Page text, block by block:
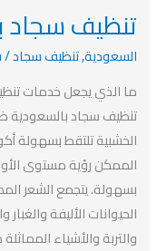
تنظيف سجاد
السعودية,تنظيف سجاد/
ما الذي يجعل خدمات
تنظيف سجاد بالسعودية
الخشبية تلتقط بسهولة
الممكن رؤية مستوى
بسهولة. يتجمع الشعر
الحيوانات الأليفة
والتربة والأشياء
تنظيف
سجاد
بالسعودية